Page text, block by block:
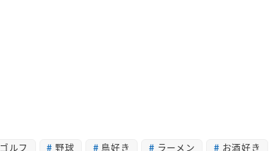
ゴルフ 野球 鳥好き ラーメン お酒好き